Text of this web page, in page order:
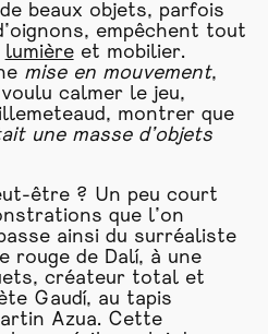
beaux objets, parfois
empêchent tout
lumièreet mobilier.
mise en mouvement,
calmer le jeu,
montrer que
une masse d’objets
être ? Un peu court
que l’on
ainsi du surréaliste
rouge de Dalí, à une
créateur total et
Gaudí, au tapis
Azua. Cette